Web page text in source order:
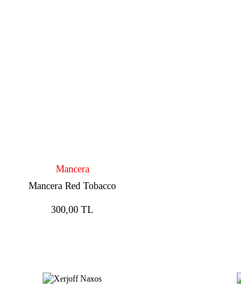
Mancera
Mancera Red Tobacco
300,00 TL